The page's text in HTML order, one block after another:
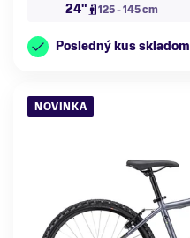
24"
125 - 145 cm
Posledný kus skladom
NOVINKA